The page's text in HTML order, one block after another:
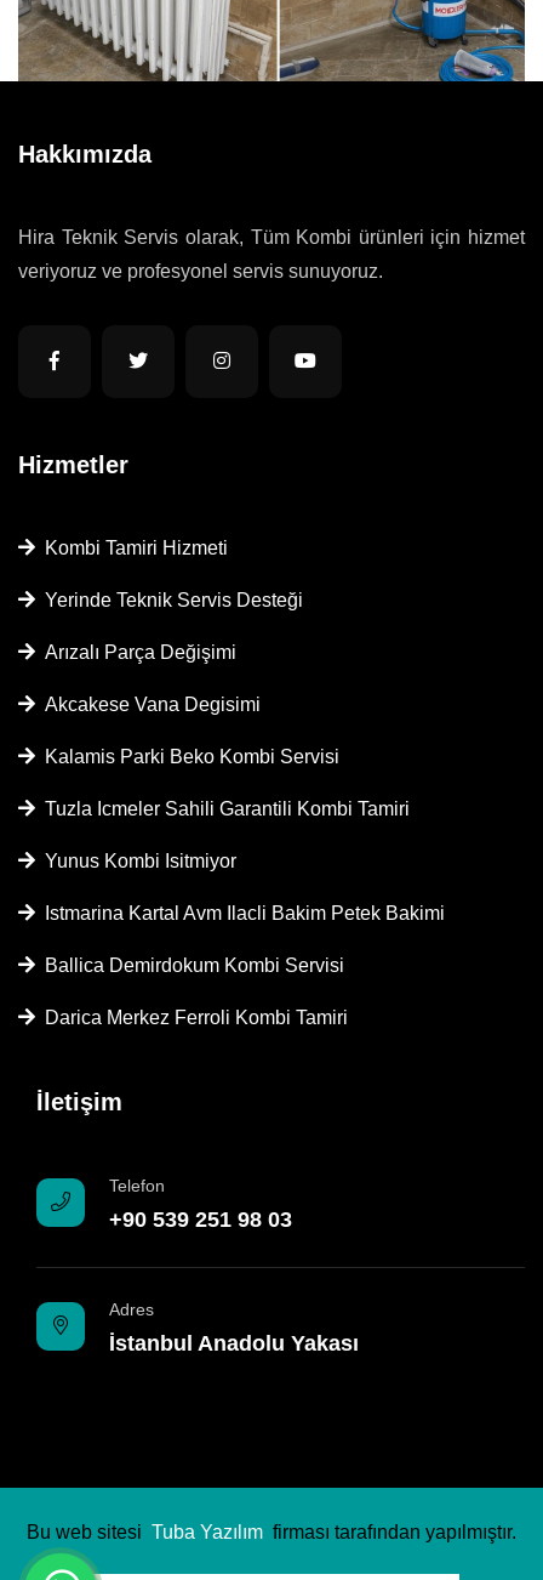
Hakkımızda
Hira Teknik Servis olarak, Tüm Kombi ürünleri için hizmet
veriyoruz ve profesyonel servis sunuyoruz.
Hizmetler
Kombi Tamiri Hizmeti
Yerinde Teknik Servis Desteği
Arızalı Parça Değişimi
Akcakese Vana Degisimi
Kalamis Parki Beko Kombi Servisi
Tuzla Icmeler Sahili Garantili Kombi Tamiri
Yunus Kombi Isitmiyor
Istmarina Kartal Avm Ilacli Bakim Petek Bakimi
Ballica Demirdokum Kombi Servisi
Darica Merkez Ferroli Kombi Tamiri
İletişim
Telefon
+90 539 251 98 03
Adres
İstanbul Anadolu Yakası
Bu web sitesi Tuba Yazılım firması tarafından yapılmıştır.